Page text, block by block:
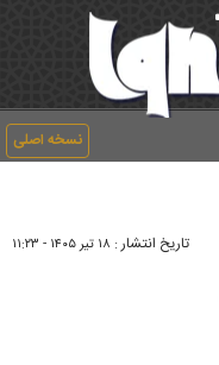
نسخه اصلی
تاریخ انتشار : ۱۸ تير ۱۴۰۵ - ۱۱:۲۳